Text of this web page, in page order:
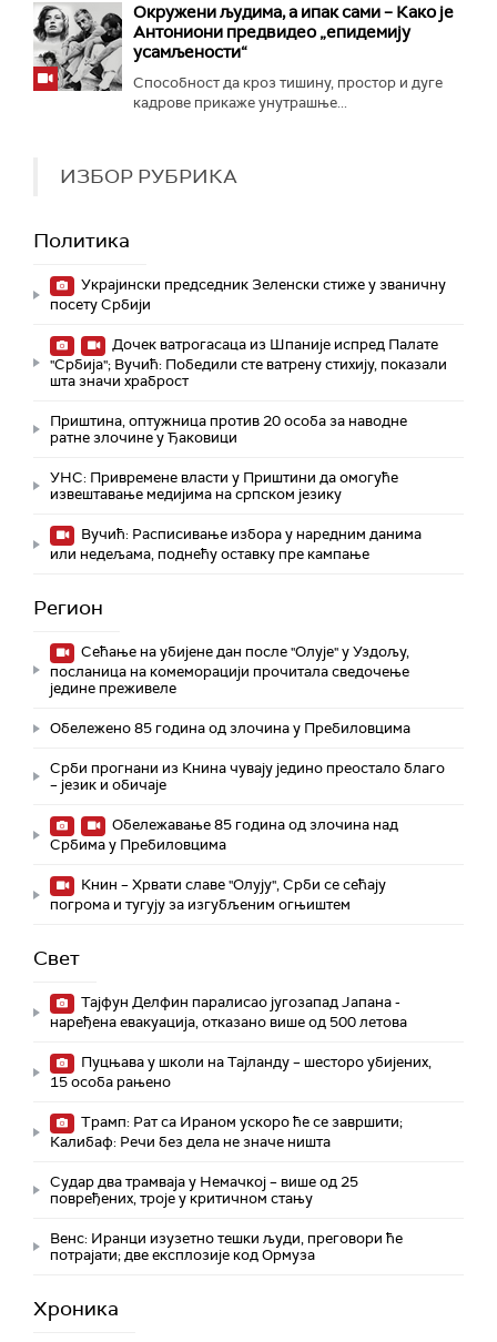
Окружени људима, а ипак сами – Како је
Антониони предвидео „епидемију
усамљености“
Способност да кроз тишину, простор и дуге
кадрове прикаже унутрашње...
ИЗБОР РУБРИКА
Политика
Украјински председник Зеленски стиже у званичну
посету Србији
Дочек ватрогасаца из Шпаније испред Палате
"Србија"; Вучић: Победили сте ватрену стихију, показали
шта значи храброст
Приштина, оптужница против 20 особа за наводне
ратне злочине у Ђаковици
УНС: Привремене власти у Приштини да омогуће
извештавање медијима на српском језику
Вучић: Расписивање избора у наредним данима
или недељама, поднећу оставку пре кампање
Регион
Сећање на убијене дан после "Олује" у Уздољу,
посланица на комеморацији прочитала сведочење
једине преживеле
Обележено 85 година од злочина у Пребиловцима
Срби прогнани из Книна чувају једино преостало благо
– језик и обичаје
Обележавање 85 година од злочина над
Србима у Пребиловцима
Книн – Хрвати славе "Олују", Срби се сећају
погрома и тугују за изгубљеним огњиштем
Свет
Тајфун Делфин паралисао југозапад Јапана -
наређена евакуација, отказано више од 500 летова
Пуцњава у школи на Тајланду – шесторо убијених,
15 особа рањено
Трамп: Рат са Ираном ускоро ће се завршити;
Калибаф: Речи без дела не значе ништа
Судар два трамваја у Немачкој – више од 25
повређених, троје у критичном стању
Венс: Иранци изузетно тешки људи, преговори ће
потрајати; две експлозије код Ормуза
Хроника